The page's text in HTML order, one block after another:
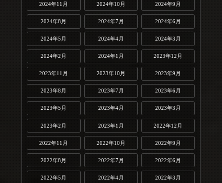
2024年11月 2024年10月 2024年9月
2024年8月 2024年7月 2024年6月
2024年5月 2024年4月 2024年3月
2024年2月 2024年1月 2023年12月
2023年11月 2023年10月 2023年9月
2023年8月 2023年7月 2023年6月
2023年5月 2023年4月 2023年3月
2023年2月 2023年1月 2022年12月
2022年11月 2022年10月 2022年9月
2022年8月 2022年7月 2022年6月
2022年5月 2022年4月 2022年3月